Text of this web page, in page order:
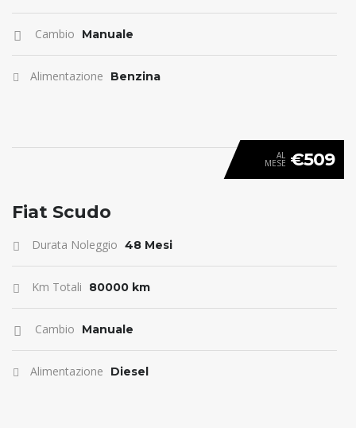
Cambio Manuale
Alimentazione Benzina
ANTICIPO 0
AL
MESE €509
Fiat Scudo
Durata Noleggio 48 Mesi
Km Totali 80000 km
Cambio Manuale
Alimentazione Diesel